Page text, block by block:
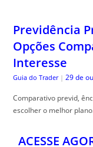
Previdência
Opções
Interesse
Guia do Trader | 29 de
Comparativo previd,
escolher o melhor
ACESSE